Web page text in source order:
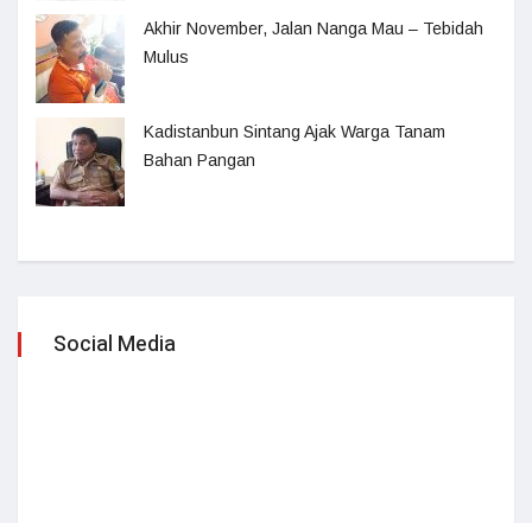
Akhir November, Jalan Nanga Mau – Tebidah
Mulus
Kadistanbun Sintang Ajak Warga Tanam
Bahan Pangan
Social Media